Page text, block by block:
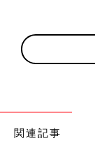
関連記事